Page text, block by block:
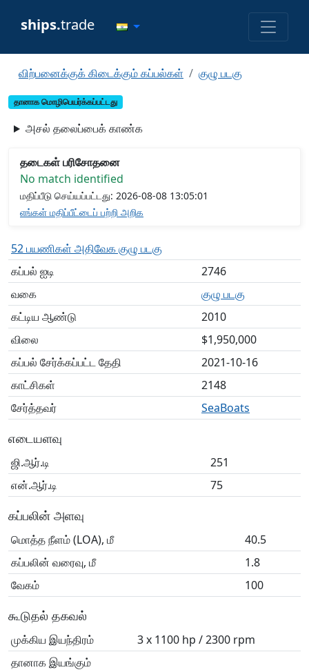
ships.trade
விற்பனைக்குக் கிடைக்கும் கப்பல்கள் குழு படகு
தானாக மொழிபெயர்க்கப்பட்டது
அசல் தலைப்பைக் காண்க
தடைகள் பரிசோதனை
No match identified
மதிப்பீடு செய்யப்பட்டது: 2026-08-08 13:05:01
எங்கள் மதிப்பீட்டைப் பற்றி அறிக
52 பயணிகள் அதிவேக குழு படகு
கப்பல் ஐடி
2746
வகை
குழு படகு
கட்டிய ஆண்டு
2010
விலை
$1,950,000
கப்பல் சேர்க்கப்பட்ட தேதி
2021-10-16
காட்சிகள்
2148
சேர்த்தவர்
SeaBoats
எடையளவு
ஜி.ஆர்.டி
251
என்.ஆர்.டி
75
கப்பலின் அளவு
மொத்த நீளம் (LOA), மீ
40.5
கப்பலின் வரைவு, மீ
1.8
வேகம்
100
கூடுதல் தகவல்
முக்கிய இயந்திரம்
3 x 1100 hp / 2300 rpm
தானாக இயங்கும்